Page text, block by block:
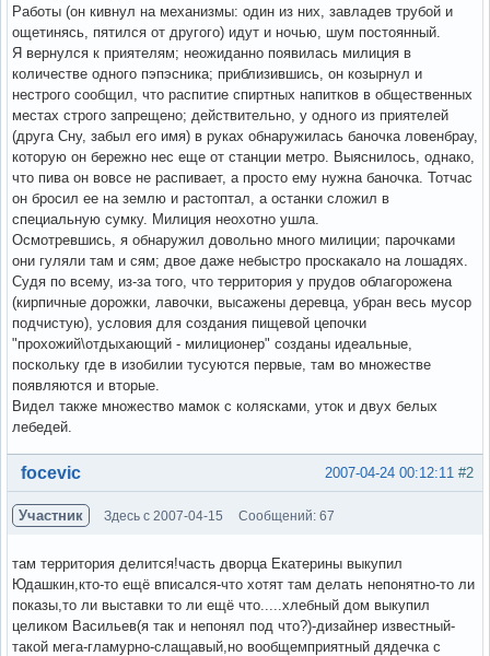
Работы (он кивнул на механизмы: один из них, завладев трубой и
ощетинясь, пятился от другого) идут и ночью, шум постоянный.
Я вернулся к приятелям; неожиданно появилась милиция в
количестве одного пэпэсника; приблизившись, он козырнул и
нестрого сообщил, что распитие спиртных напитков в общественных
местах строго запрещено; действительно, у одного из приятелей
(друга Сну, забыл его имя) в руках обнаружилась баночка ловенбрау,
которую он бережно нес еще от станции метро. Выяснилось, однако,
что пива он вовсе не распивает, а просто ему нужна баночка. Тотчас
он бросил ее на землю и растоптал, а останки сложил в
специальную сумку. Милиция неохотно ушла.
Осмотревшись, я обнаружил довольно много милиции; парочками
они гуляли там и сям; двое даже небыстро проскакало на лошадях.
Судя по всему, из-за того, что территория у прудов облагорожена
(кирпичные дорожки, лавочки, высажены деревца, убран весь мусор
подчистую), условия для создания пищевой цепочки
"прохожий\отдыхающий - милиционер" созданы идеальные,
поскольку где в изобилии тусуются первые, там во множестве
появляются и вторые.
Видел также множество мамок с колясками, уток и двух белых
лебедей.
Вне форума #2
2007-04-24 00:12:11
focevic
Участник Здесь с 2007-04-15 Сообщений: 67
там территория делится!часть дворца Екатерины выкупил
Юдашкин,кто-то ещё вписался-что хотят там делать непонятно-то ли
показы,то ли выставки то ли ещё что.....хлебный дом выкупил
целиком Васильев(я так и непонял под что?)-дизайнер известный-
такой мега-гламурно-слащавый,но вообщемприятный дядечка с